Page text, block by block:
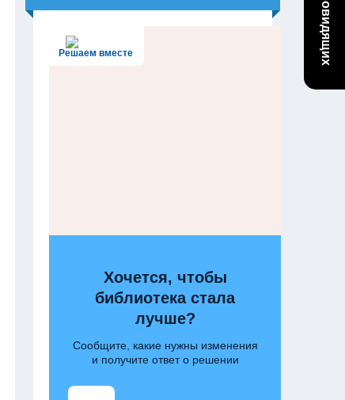
Решаем вместе
Хочется, чтобы
библиотека стала
лучше?
Сообщите, какие нужны изменения
и получите ответ о решении